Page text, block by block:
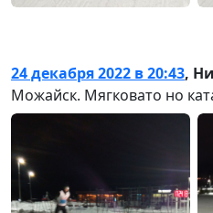
24 декабря 2022 в 20:43,
Можайск. Мягковато но